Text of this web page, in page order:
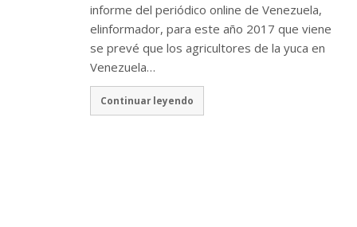
informe del periódico online de Venezuela,
elinformador, para este año 2017 que viene
se prevé que los agricultores de la yuca en
Venezuela…
Continuar leyendo